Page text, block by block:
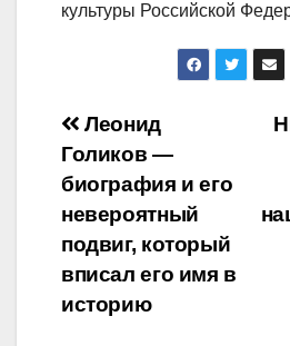
культуры Российской
Навигация
по
записям
Леонид
Голиков —
биография и его
невероятный
подвиг, который
вписал его имя в
историю